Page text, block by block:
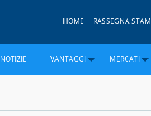
HOME RASSEGNA
NOTIZIE VANTAGGI MERCATI